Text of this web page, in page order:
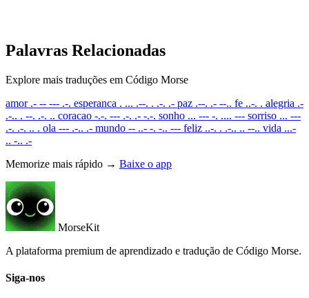
Palavras Relacionadas
Explore mais traduções em Código Morse
amor .- -- --- .-. esperanca . ... .--. . .-. .- paz .--. .- --.. fe ..-. . alegria .-
.-.. . --. .-. .. coracao -.-. --- .-. .- -.-. sonho ... --- -. .... --- sorriso ... ---
.-. .-. .. . ola --- .-.. .- mundo -- ..- -. -.. --- feliz ..-. . .-.. .. --.. vida ...-
.. -.. .-
Memorize mais rápido → Baixe o app
MorseKit
A plataforma premium de aprendizado e tradução de Código Morse.
Siga-nos